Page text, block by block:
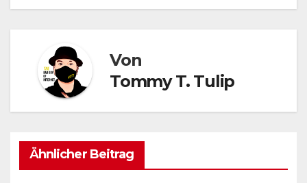
Von
Tommy T. Tulip
Ähnlicher Beitrag